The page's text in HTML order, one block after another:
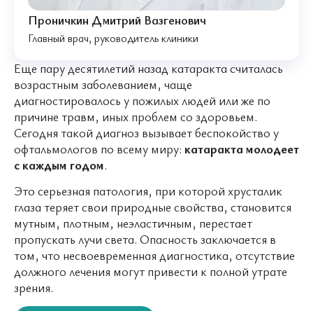
Проничкин Дмитрий Вазгенович
Главный врач, руководитель клиники
Еще пару десятилетий назад катаракта считалась
возрастным заболеванием, чаще
диагностировалось у пожилых людей или же по
причине травм, иных проблем со здоровьем.
Сегодня такой диагноз вызывает беспокойство у
офтальмологов по всему миру: катаракта молодеет
с каждым годом.
Это серьезная патология, при которой хрусталик
глаза теряет свои природные свойства, становится
мутным, плотным, неэластичным, перестает
пропускать лучи света. Опасность заключается в
том, что несвоевременная диагностика, отсутствие
должного лечения могут привести к полной утрате
зрения.